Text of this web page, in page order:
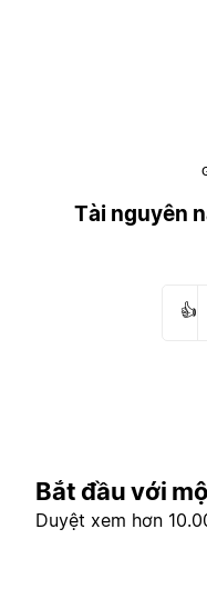
Tài nguyên
👍
Bắt đầu với
Duyệt xem hơn